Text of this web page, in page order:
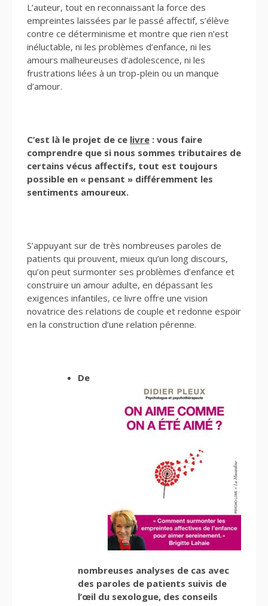
L’auteur, tout en reconnaissant la force des
empreintes laissées par le passé affectif, s’élève
contre ce déterminisme et montre que rien n’est
inéluctable, ni les problèmes d’enfance, ni les
amours malheureuses d’adolescence, ni les
frustrations liées à un trop-plein ou un manque
d’amour.
C’est là le projet de ce livre : vous faire
comprendre que si nous sommes tributaires de
certains vécus affectifs, tout est toujours
possible en « pensant » différemment les
sentiments amoureux.
S’appuyant sur de très nombreuses paroles de
patients qui prouvent, mieux qu’un long discours,
qu’on peut surmonter ses problèmes d’enfance et
construire un amour adulte, en dépassant les
exigences infantiles, ce livre offre une vision
novatrice des relations de couple et redonne espoir
en la construction d’une relation pérenne.
De
nombreuses analyses de cas avec
des paroles de patients suivis de
l’œil du sexologue, des conseils